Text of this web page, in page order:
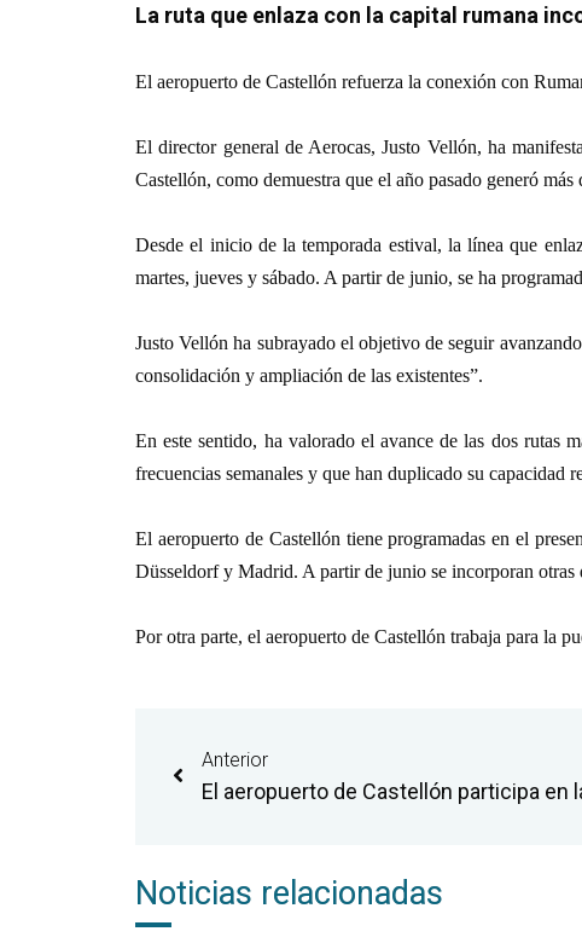
La ruta que enlaza con la capital rumana
El aeropuerto de Castellón refuerza la conexión con
El director general de Aerocas, Justo Vellón, ha
Castellón, como demuestra que el año pasado generó más
Desde el inicio de la temporada estival, la línea que
martes, jueves y sábado. A partir de junio, se ha
Justo Vellón ha subrayado el objetivo de seguir
consolidación y ampliación de las existentes”.
En este sentido, ha valorado el avance de las dos rutas
frecuencias semanales y que han duplicado su capacidad
El aeropuerto de Castellón tiene programadas en el
Düsseldorf y Madrid. A partir de junio se incorporan
Por otra parte, el aeropuerto de Castellón trabaja para la
Anterior
Noticias relacionadas